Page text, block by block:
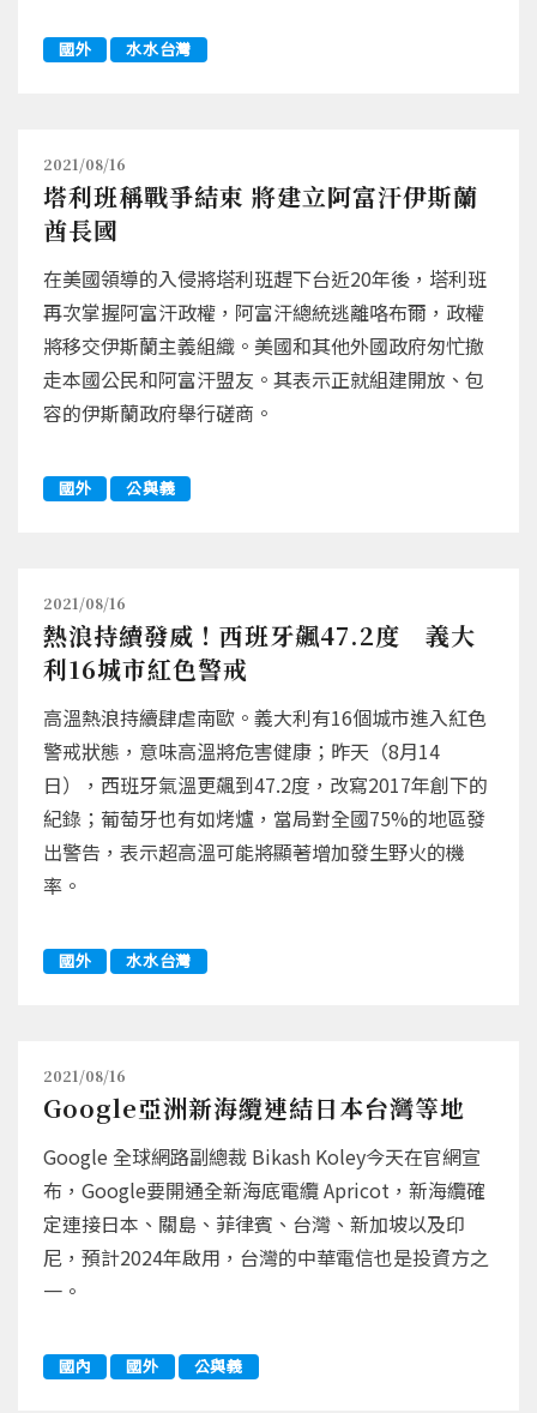
國外 水水台灣
2021/08/16
塔利班稱戰爭結束 將建立阿富汗伊斯蘭
酋長國
在美國領導的入侵將塔利班趕下台近20年後，塔利班
再次掌握阿富汗政權，阿富汗總統逃離咯布爾，政權
將移交伊斯蘭主義組織。美國和其他外國政府匆忙撤
走本國公民和阿富汗盟友。其表示正就組建開放、包
容的伊斯蘭政府舉行磋商。
國外 公與義
2021/08/16
熱浪持續發威！西班牙飆47.2度 義大
利16城市紅色警戒
高溫熱浪持續肆虐南歐。義大利有16個城市進入紅色
警戒狀態，意味高溫將危害健康；昨天（8月14
日），西班牙氣溫更飆到47.2度，改寫2017年創下的
紀錄；葡萄牙也有如烤爐，當局對全國75%的地區發
出警告，表示超高溫可能將顯著增加發生野火的機
率。
國外 水水台灣
2021/08/16
Google亞洲新海纜連結日本台灣等地
Google 全球網路副總裁 Bikash Koley今天在官網宣
布，Google要開通全新海底電纜 Apricot，新海纜確
定連接日本、關島、菲律賓、台灣、新加坡以及印
尼，預計2024年啟用，台灣的中華電信也是投資方之
一。
國內 國外 公與義